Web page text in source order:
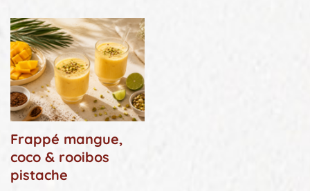
Frappé mangue,
coco & rooibos
pistache